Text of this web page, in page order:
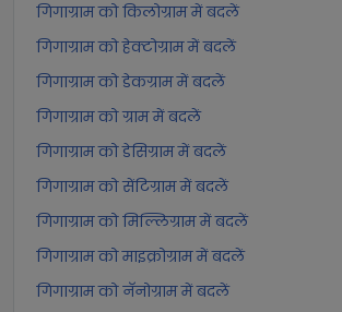
गिगाग्राम को किलोग्राम में बदलें
गिगाग्राम को हेक्टोग्राम में बदलें
गिगाग्राम को डेकग्राम में बदलें
गिगाग्राम को ग्राम में बदलें
गिगाग्राम को डेसिग्राम में बदलें
गिगाग्राम को सेंटिग्राम में बदलें
गिगाग्राम को मिल्लिग्राम में बदलें
गिगाग्राम को माइक्रोग्राम में बदलें
गिगाग्राम को नॅनोग्राम में बदलें